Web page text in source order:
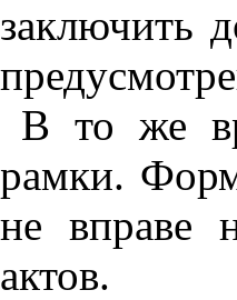
заключить
В то же
рамки.
не вправе
актов.